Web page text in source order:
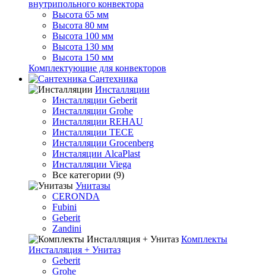
внутрипольного конвектора
Высота 65 мм
Высота 80 мм
Высота 100 мм
Высота 130 мм
Высота 150 мм
Комплектующие для конвекторов
Сантехника
Инсталляции
Инсталляции Geberit
Инсталляции Grohe
Инсталляции REHAU
Инсталляции TECE
Инсталляции Grocenberg
Инсталяции AlcaPlast
Инсталляции Viega
Все категории (9)
Унитазы
CERONDA
Fubini
Geberit
Zandini
Комплекты
Инсталляция + Унитаз
Geberit
Grohe